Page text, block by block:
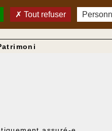
Tout refuser